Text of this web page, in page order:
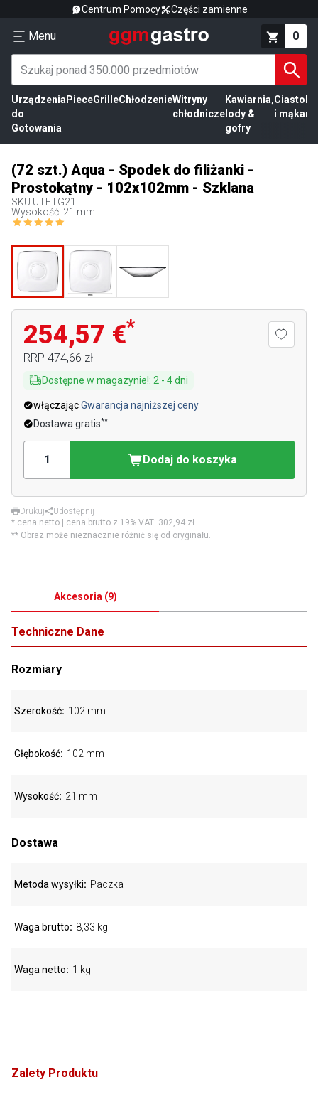
Centrum Pomocy Części zamienne
Menu 0
Urządzenia
do
Gotowania
PieceGrilleChłodzenieWitryny
chłodnicze
Kawiarnia,
lody &
gofry
Ciasto
i mąka
(72 szt.) Aqua - Spodek do filiżanki -
Prostokątny - 102x102mm - Szklana
SKU UTETG21
Wysokość: 21 mm
254,57 €*
RRP 474,66 zł
Dostępne w magazynie!: 2 - 4dni
włączającGwarancja najniższej ceny
Dostawa gratis**
Dodaj do koszyka
Drukuj
Udostępnij
* cena netto | cena brutto z 19% VAT: 302,94 zł
** Obraz może nieznacznie różnić się od oryginału.
Akcesoria (9)
Zalety Produktu
Techniczne Dane
Rozmiary
Szerokość 102 mm
Głębokość 102 mm
Wysokość 21 mm
Dostawa
Metoda wysyłki Paczka
Waga brutto 8,33 kg
Waga netto 1 kg